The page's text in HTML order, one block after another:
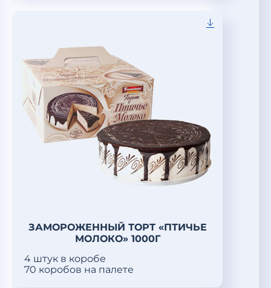
ЗАМОРОЖЕННЫЙ ТОРТ «ПТИЧЬЕ
МОЛОКО» 1000Г
4 штук в коробе
70 коробов на палете